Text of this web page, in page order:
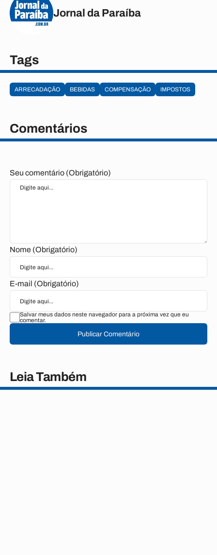
Jornal da Paraíba
Tags
ARRECADAÇÃO BEBIDAS COMPENSAÇÃO IMPOSTOS
Comentários
Seu comentário (Obrigatório)
Nome (Obrigatório)
E-mail (Obrigatório)
Salvar meus dados neste navegador para a próxima vez que eu
comentar.
Publicar Comentário
Leia Também